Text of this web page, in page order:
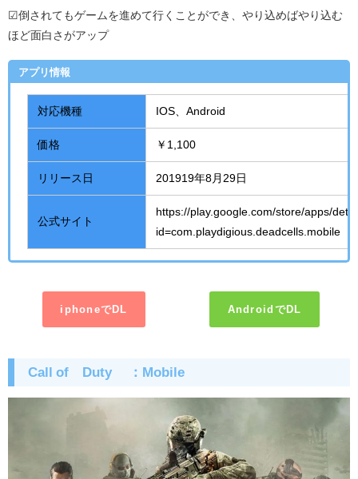
☑倒されてもゲームを進めて行くことができ、やり込めばやり込む
ほど面白さがアップ
アプリ情報
対応機種 IOS、 Android
価格 ￥1,100
リリース日 201919年8 月 29 日
公式サイト
https://play.google.com/store/apps/
id=com.playdigious.deadcells.mobile
iphoneでDL AndroidでDL
Call of Duty ® ： Mobile